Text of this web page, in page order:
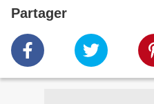
Partager